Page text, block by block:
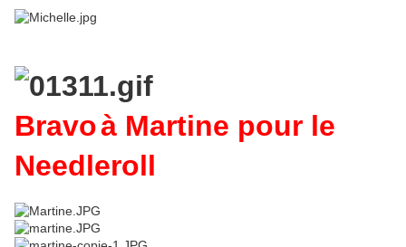
Bravoà Martine pour le
Needleroll